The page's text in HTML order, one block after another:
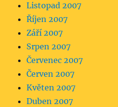
Listopad 2007
Říjen 2007
Září 2007
Srpen 2007
Červenec 2007
Červen 2007
Květen 2007
Duben 2007